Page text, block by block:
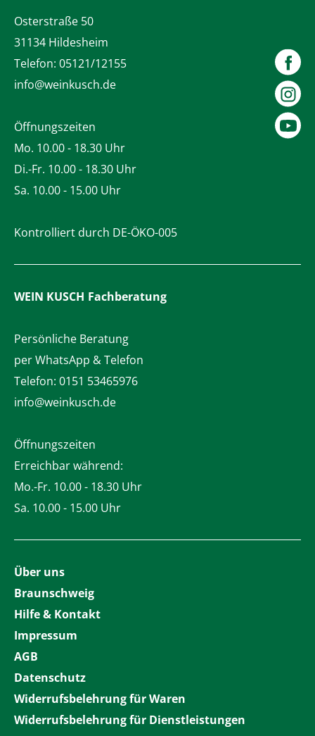
Osterstraße 50
31134 Hildesheim
Telefon: 05121/12155
info@weinkusch.de
Öffnungszeiten
Mo. 10.00 - 18.30 Uhr
Di.-Fr. 10.00 - 18.30 Uhr
Sa. 10.00 - 15.00 Uhr
Kontrolliert durch DE-ÖKO-005
WEIN KUSCH Fachberatung
Persönliche Beratung
per WhatsApp & Telefon
Telefon: 0151 53465976
info@weinkusch.de
Öffnungszeiten
Erreichbar während:
Mo.-Fr. 10.00 - 18.30 Uhr
Sa. 10.00 - 15.00 Uhr
Über uns
Braunschweig
Hilfe & Kontakt
Impressum
AGB
Datenschutz
Widerrufsbelehrung für Waren
Widerrufsbelehrung für Dienstleistungen